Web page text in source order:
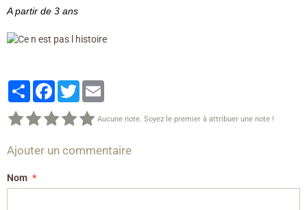
A partir de 3 ans
PartagerFacebook
Twitter
Aucune note. Soyez le premier à attribuer une note !
Ajouter un commentaire
Nom